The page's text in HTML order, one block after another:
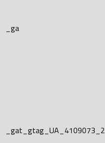
_ga
_gat_gtag_UA_4109073_2